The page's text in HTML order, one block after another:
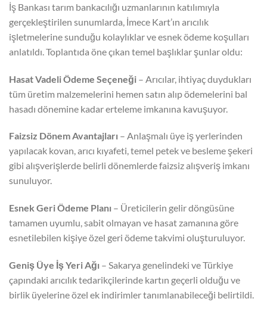
İş Bankası tarım bankacılığı uzmanlarının katılımıyla
gerçekleştirilen sunumlarda, İmece Kart’ın arıcılık
işletmelerine sunduğu kolaylıklar ve esnek ödeme koşulları
anlatıldı. Toplantıda öne çıkan temel başlıklar şunlar oldu:
Hasat Vadeli Ödeme Seçeneği – Arıcılar, ihtiyaç duydukları
tüm üretim malzemelerini hemen satın alıp ödemelerini bal
hasadı dönemine kadar erteleme imkanına kavuşuyor.
Faizsiz Dönem Avantajları – Anlaşmalı üye iş yerlerinden
yapılacak kovan, arıcı kıyafeti, temel petek ve besleme şekeri
gibi alışverişlerde belirli dönemlerde faizsiz alışveriş imkanı
sunuluyor.
Esnek Geri Ödeme Planı – Üreticilerin gelir döngüsüne
tamamen uyumlu, sabit olmayan ve hasat zamanına göre
esnetilebilen kişiye özel geri ödeme takvimi oluşturuluyor.
Geniş Üye İş Yeri Ağı – Sakarya genelindeki ve Türkiye
çapındaki arıcılık tedarikçilerinde kartın geçerli olduğu ve
birlik üyelerine özel ek indirimler tanımlanabileceği belirtildi.